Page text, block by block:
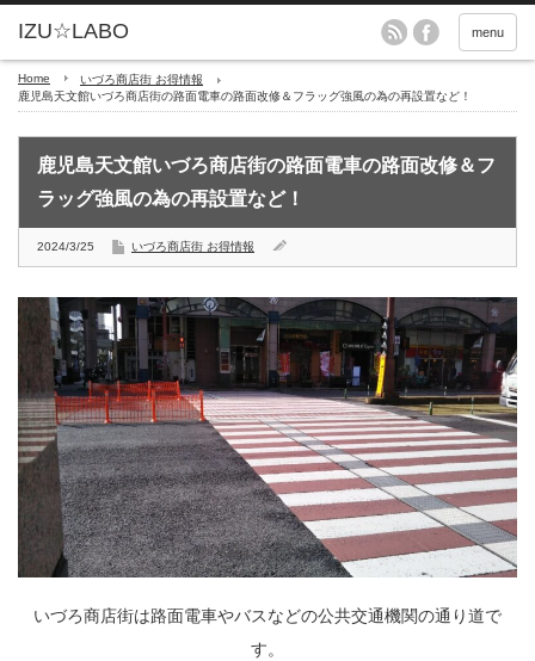
menu
Home
いづろ商店街 お得情報
鹿児島天文館いづろ商店街の路面電車の路面改修＆フラッグ強風の為の再設置など！
鹿児島天文館いづろ商店街の路面電車の路面改修＆フ
ラッグ強風の為の再設置など！
2024/3/25 いづろ商店街 お得情報
いづろ商店街は路面電車やバスなどの公共交通機関の通り道で
す。